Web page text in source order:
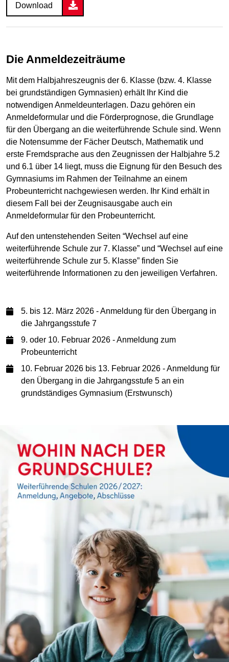
Download
Die Anmeldezeiträume
Mit dem Halbjahreszeugnis der 6. Klasse (bzw. 4. Klasse
bei grundständigen Gymnasien) erhält Ihr Kind die
notwendigen Anmeldeunterlagen. Dazu gehören ein
Anmeldeformular und die Förderprognose, die Grundlage
für den Übergang an die weiterführende Schule sind. Wenn
die Notensumme der Fächer Deutsch, Mathematik und
erste Fremdsprache aus den Zeugnissen der Halbjahre 5.2
und 6.1 über 14 liegt, muss die Eignung für den Besuch des
Gymnasiums im Rahmen der Teilnahme an einem
Probeunterricht nachgewiesen werden. Ihr Kind erhält in
diesem Fall bei der Zeugnisausgabe auch ein
Anmeldeformular für den Probeunterricht.
Auf den untenstehenden Seiten “Wechsel auf eine
weiterführende Schule zur 7. Klasse” und “Wechsel auf eine
weiterführende Schule zur 5. Klasse” finden Sie
weiterführende Informationen zu den jeweiligen Verfahren.
5. bis 12. März 2026 - Anmeldung für den Übergang in
die Jahrgangsstufe 7
9. oder 10. Februar 2026 - Anmeldung zum
Probeunterricht
10. Februar 2026 bis 13. Februar 2026 - Anmeldung für
den Übergang in die Jahrgangsstufe 5 an ein
grundständiges Gymnasium (Erstwunsch)